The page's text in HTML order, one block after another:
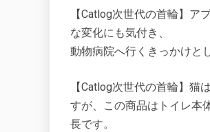
【Catlog次世代の首輪】
な変化にも気付き、
動物病院へ行くきっかけと
【Catlog次世代の首輪】
すが、この商品はトイレ本
長です。